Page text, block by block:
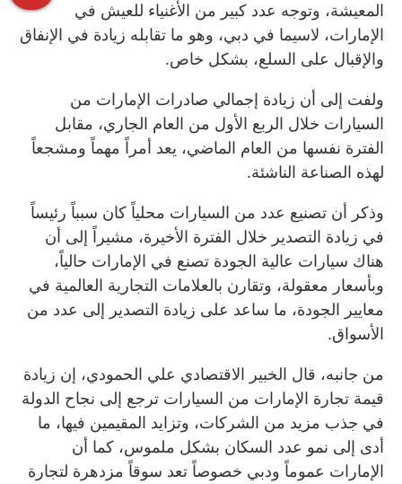
المعيشة، وتوجه عدد كبير من الأغنياء للعيش في
الإمارات، لاسيما في دبي، وهو ما تقابله زيادة في الإنفاق
والإقبال على السلع، بشكل خاص.
ولفت إلى أن زيادة إجمالي صادرات الإمارات من
السيارات خلال الربع الأول من العام الجاري، مقابل
الفترة نفسها من العام الماضي، يعد أمراً مهماً ومشجعاً
لهذه الصناعة الناشئة.
وذكر أن تصنيع عدد من السيارات محلياً كان سبباً رئيساً
في زيادة التصدير خلال الفترة الأخيرة، مشيراً إلى أن
هناك سيارات عالية الجودة تصنع في الإمارات حالياً،
وبأسعار معقولة، وتقارن بالعلامات التجارية العالمية في
معايير الجودة، ما ساعد على زيادة التصدير إلى عدد من
الأسواق.
من جانبه، قال الخبير الاقتصادي علي الحمودي، إن زيادة
قيمة تجارة الإمارات من السيارات ترجع إلى نجاح الدولة
في جذب مزيد من الشركات، وتزايد المقيمين فيها، ما
أدى إلى نمو عدد السكان بشكل ملموس، كما أن
الإمارات عموماً ودبي خصوصاً تعد سوقاً مزدهرة لتجارة